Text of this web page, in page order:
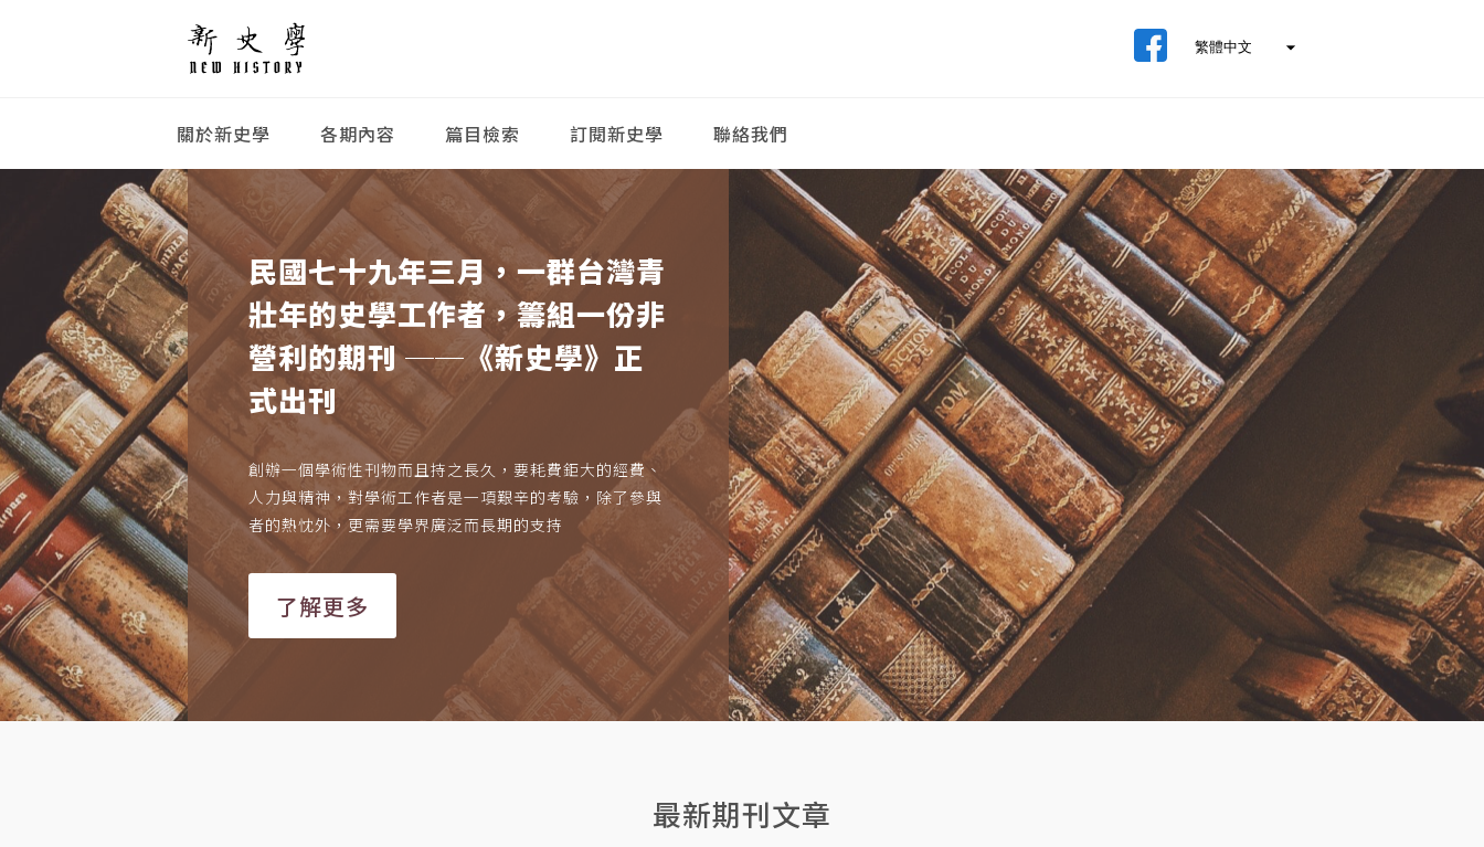
關於新史學 各期內容 篇目檢索 訂閱新史學 聯絡我們
民國七十九年三月，一群台灣青
壯年的史學工作者，籌組一份非
營利的期刊 ──《新史學》正
式出刊
創辦一個學術性刊物而且持之長久，要耗費鉅大的經費、
人力與精神，對學術工作者是一項艱辛的考驗，除了參與
者的熱忱外，更需要學界廣泛而長期的支持
了解更多
最新期刊文章